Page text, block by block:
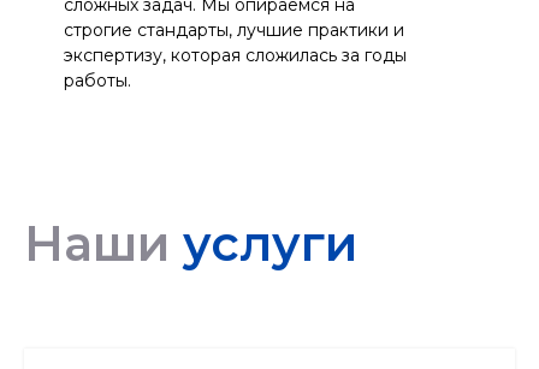
сложных задач. Мы опираемся на
строгие стандарты, лучшие практики и
экспертизу, которая сложилась за годы
работы.
Наши услуги